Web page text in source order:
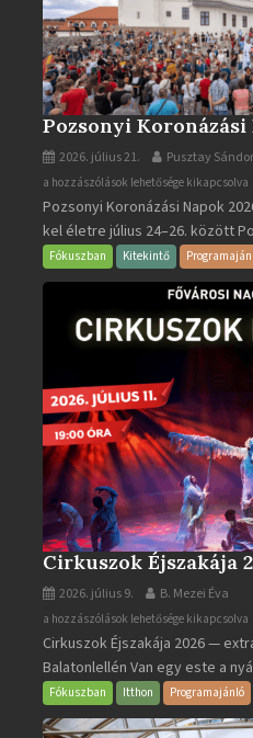
Pozsonyi Koronázási
2026. július 21. Pusztay Sándor
Pozsonyi
Koronázási
Napok
bejegyzéshez
a hozzászólások lehetősége kikapcsolva
Pozsonyi Koronázási Napok
kel életre július 24–26. között
Fókuszban Kitekintő
Cirkuszok Éjszakája
2026. július 9. B. Mezei Éva
Cirkuszok
Éjszakája
2026
bejegyzéshez
a hozzászólások lehetősége kikapcsolva
Cirkuszok Éjszakája 2026 —
Balatonlellén Van egy este a
Fókuszban Itthon Programajánló